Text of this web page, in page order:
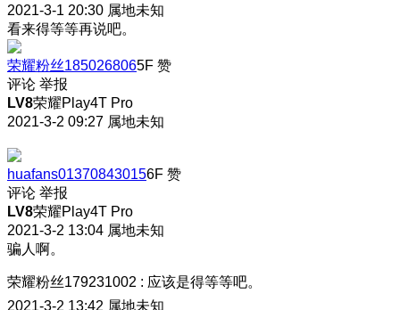
2021-3-1 20:30 属地未知
看来得等等再说吧。
荣耀粉丝1850268065F 赞
评论 举报
LV8荣耀Play4T Pro
2021-3-2 09:27 属地未知
huafans013708430156F 赞
评论 举报
LV8荣耀Play4T Pro
2021-3-2 13:04 属地未知
骗人啊。
荣耀粉丝179231002 : 应该是得等等吧。
2021-3-2 13:42 属地未知